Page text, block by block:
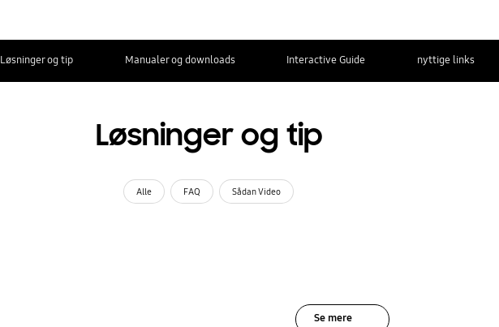
Løsninger og tip Manualer og downloads Interactive Guide nyttige links
Løsninger og tip
Alle FAQ Sådan Video
Se mere